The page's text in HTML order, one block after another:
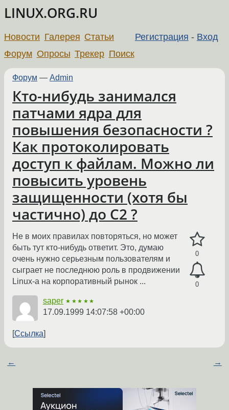
LINUX.ORG.RU
Регистрация - Вход
Новости Галерея Статьи
Форум Опросы Трекер Поиск
Форум — Admin
Кто-нибудь занимался
патчами ядра для
повышения безопасности ?
Как протоколировать
доступ к файлам. Можно ли
повысить уровень
защищенности (хотя бы
частично) до C2 ?
0
0
Не в моих правилах повторяться, но может
быть тут кто-нибудь ответит. Это, думаю
очень нужно серьезным пользователям и
сыграет не последнюю роль в продвижении
Linux-а на корпоративный рынок ...
saper ★★★★★
17.09.1999 14:07:58 +00:00
Ссылка
← →